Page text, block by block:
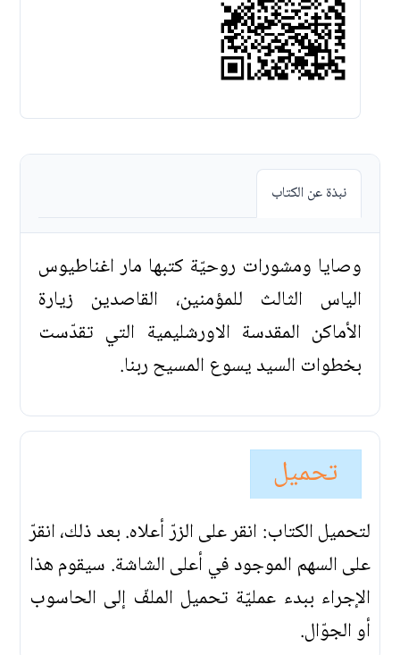
نبذة عن الكتاب
وصايا ومشورات روحيّة كتبها مار اغناطيوس
الياس الثالث للمؤمنين، القاصدين زيارة
الأماكن المقدسة الاورشليمية التي تقدّست
بخطوات السيد يسوع المسيح ربنا.
تحميل
لتحميل الكتاب: انقر على الزرّ أعلاه. بعد ذلك، انقرّ
على السهم الموجود في أعلى الشاشة. سيقوم هذا
الإجراء ببدء عمليّة تحميل الملفّ إلى الحاسوب
أو الجوّال.